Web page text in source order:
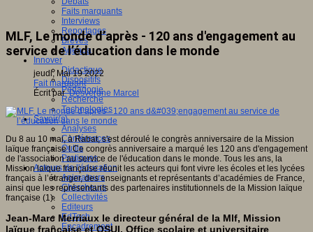
Faits marquants
Interviews
Reportages
Brèves
Agenda
Innover
Didactique
Dispositifs
Pédagogie
Recherche
Technologies
Savoir(s)
Analyses
Conférences
Outils
Pratiques
Acteurs de l'éducation
Animateurs
Chercheurs
Collectivités
Editeurs
EdTech
Encadrement
MLF, Le monde d’après - 120 ans d'engagement au
service de l’éducation dans le monde
jeudi, Mai 19 2022
Fait marquant
Écrit parDesvergne Marcel
Du 8 au 10 mai, à Rabat, s'est déroulé le congrès anniversaire de la Mission
laïque française ! Ce congrès anniversaire a marqué les 120 ans d'engagement
de l'association au service de l'éducation dans le monde. Tous les ans, la
Mission laïque française réunit les acteurs qui font vivre les écoles et les lycées
français à l’étranger, des enseignants et représentants d’académies de France,
ainsi que les représentants des partenaires institutionnels de la Mission laïque
française (1).
Jean-Marc Merriaux le directeur général de la Mlf, Mission
laïque française et OSUI, Office scolaire et universitaire